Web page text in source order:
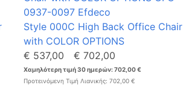
Style 000C High Back Office Chair
with COLOR OPTIONS
€ 537,00
€ 702,00
Χαμηλότερη τιμή 30 ημερών: 702,00 €
Προτεινόμενη Τιμή Λιανικής: 702,00 €